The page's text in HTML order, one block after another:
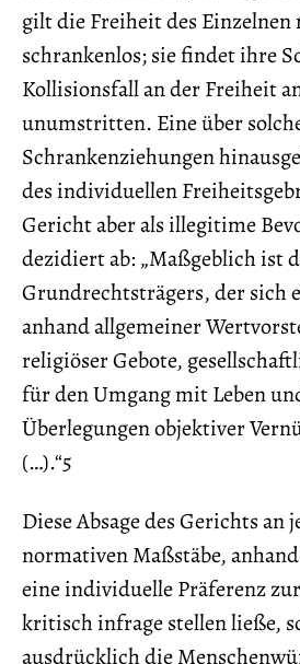
gilt die Freiheit des
schrankenlos; sie findet ihre
Kollisionsfall an der Freiheit
unumstritten. Eine über
Schrankenziehungen
des individuellen
Gericht aber als illegitime
dezidiert ab: „Maßgeblich ist
Grundrechtsträgers, der sich
anhand allgemeiner
religiöser Gebote,
für den Umgang mit Leben
Überlegungen objektiver
(…).“5
Diese Absage des Gerichts an
normativen Maßstäbe,
eine individuelle Präferenz
kritisch infrage stellen ließe,
ausdrücklich die